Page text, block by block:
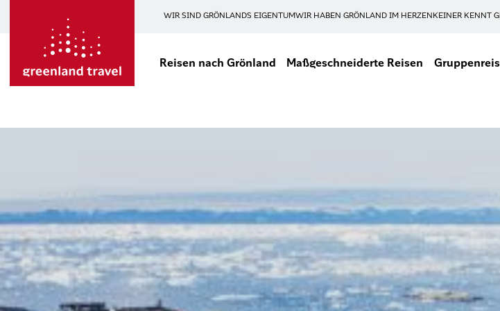
WIR SIND GRÖNLANDS EIGENTUMWIR HABEN GRÖNLAND IM HERZEN KEINER KENNT
Reisen nach Grönland Maßgeschneiderte Reisen